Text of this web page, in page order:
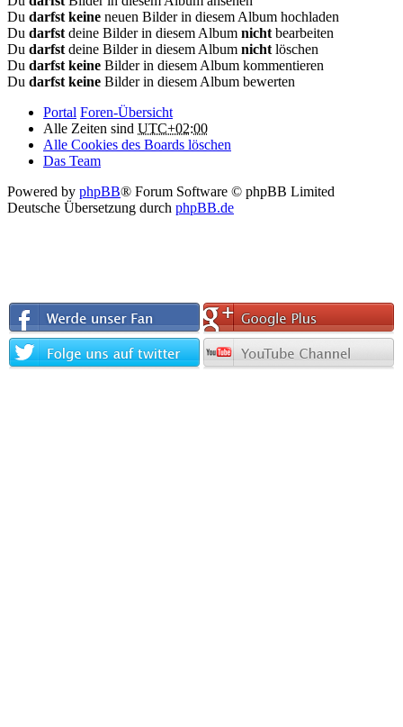
Du darfst keine neuen Bilder in diesem Album hochladen
Du darfst deine Bilder in diesem Album nicht bearbeiten
Du darfst deine Bilder in diesem Album nicht löschen
Du darfst keine Bilder in diesem Album kommentieren
Du darfst keine Bilder in diesem Album bewerten
Portal Foren-Übersicht
Alle Zeiten sind UTC+02:00
Alle Cookies des Boards löschen
Das Team
Powered by phpBB® Forum Software © phpBB Limited
Deutsche Übersetzung durch phpBB.de